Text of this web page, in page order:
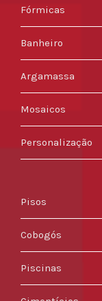
Fórmicas
Banheiro
Argamassa
Mosaicos
Personalização
Pisos
Cobogós
Piscinas